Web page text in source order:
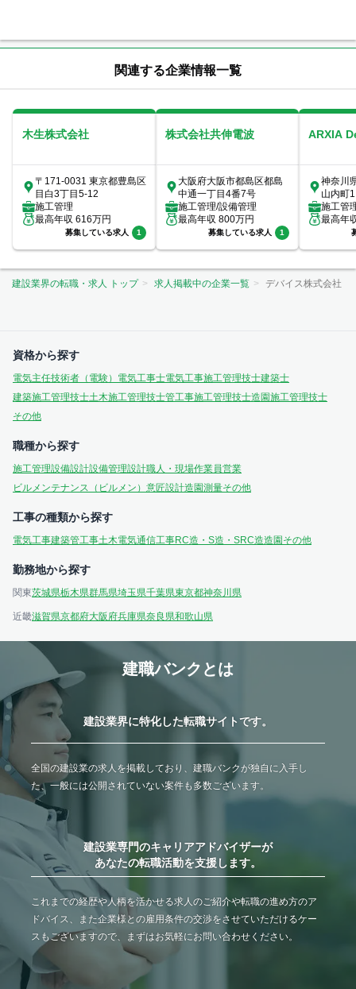
関連する企業情報一覧
木生株式会社
〒171-0031 東京都豊島区
目白3丁目5-12
施工管理
最高年収 616万円
募集している求人 1
株式会社共伸電波
大阪府大阪市都島区都島
中通一丁目4番7号
施工管理/設備管理
最高年収 800万円
募集している求人 1
ARXIA
神奈川
山内町
室
施工管
最高年
建設業界の転職・求人 トップ 求人掲載中の企業一覧 デバイス株式会社
資格から探す
電気主任技術者（電験） 電気工事士電気工事施工管理技士建築士
建築施工管理技士土木施工管理技士管工事施工管理技士造園施工管理技士
その他
職種から探す
施工管理設備設計設備管理設計職人・現場作業員営業
ビルメンテナンス（ビルメン） 意匠設計造園測量その他
工事の種類から探す
電気工事建築管工事土木電気通信工事RC造・S造・SRC造造園 その他
勤務地から探す
関東茨城県栃木県群馬県埼玉県千葉県東京都神奈川県
近畿滋賀県京都府大阪府兵庫県奈良県和歌山県
建職バンクとは
建設業界に特化した転職サイトです。
全国の建設業の求人を掲載しており、建職バンクが独自に入手し
た、一般には公開されていない案件も多数ございます。
建設業専門のキャリアアドバイザーが
あなたの転職活動を支援します。
これまでの経歴や人柄を活かせる求人のご紹介や転職の進め方のア
ドバイス、また企業様との雇用条件の交渉をさせていただけるケー
スもございますので、まずはお気軽にお問い合わせください。